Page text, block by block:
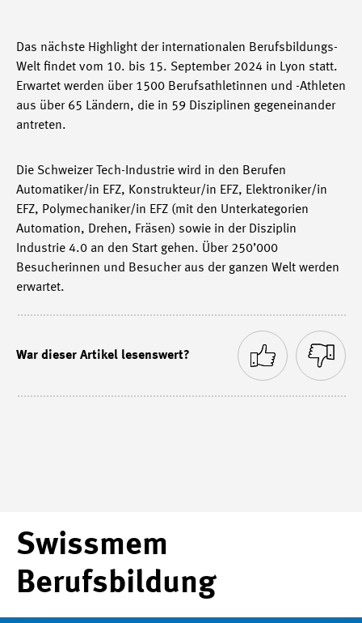
Das nächste Highlight der internationalen Berufsbildungs-
Welt findet vom 10. bis 15. September 2024 in Lyon statt.
Erwartet werden über 1500 Berufsathletinnen und -Athleten
aus über 65 Ländern, die in 59 Disziplinen gegeneinander
antreten.
Die Schweizer Tech-Industrie wird in den Berufen
Automatiker/in EFZ, Konstrukteur/in EFZ, Elektroniker/in
EFZ, Polymechaniker/in EFZ (mit den Unterkategorien
Automation, Drehen, Fräsen) sowie in der Disziplin
Industrie 4.0 an den Start gehen. Über 250’000
Besucherinnen und Besucher aus der ganzen Welt werden
erwartet.
War dieser Artikel lesenswert?
Swissmem
Berufsbildung